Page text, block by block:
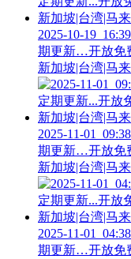
2025-10-
期更新…开放免
新加坡|台湾|马
2025-11-
期更新…开放免
新加坡|台湾|马
2025-11-
期更新…开放免